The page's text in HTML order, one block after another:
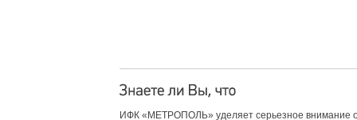
ИФК «МЕТРОПОЛЬ» уделяет серьезное внимание